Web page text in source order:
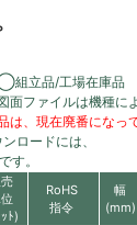
組立品/工場在庫
ファイルは機種に
は、現在廃番になっ
ロードには、
す。
ﾄ)
RoHS
指令
幅
(mm)